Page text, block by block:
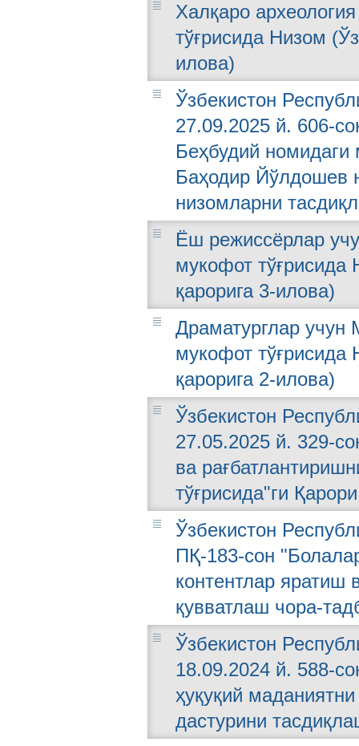
Халқаро
тўғрисида Низом
илова)
Ўзбекистон
27.09.2025 й. 606-
Беҳбудий
Баҳодир Йўлдошев
низомларни
Ёш режиссёрлар
мукофот
қарорига 3-илова)
Драматурглар учун
мукофот
қарорига 2-илова)
Ўзбекистон
27.05.2025 й. 329-
ва
тўғрисида"ги Қарори
Ўзбекистон
ПҚ-183-сон
контентлар
қувватлаш чора-
Ўзбекистон
18.09.2024 й. 588-
ҳуқуқий
дастурини